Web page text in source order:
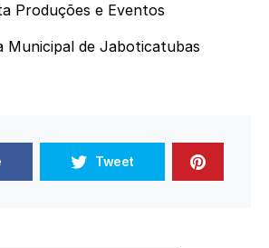
Produções e Eventos
Municipal de Jaboticatubas
Tweet